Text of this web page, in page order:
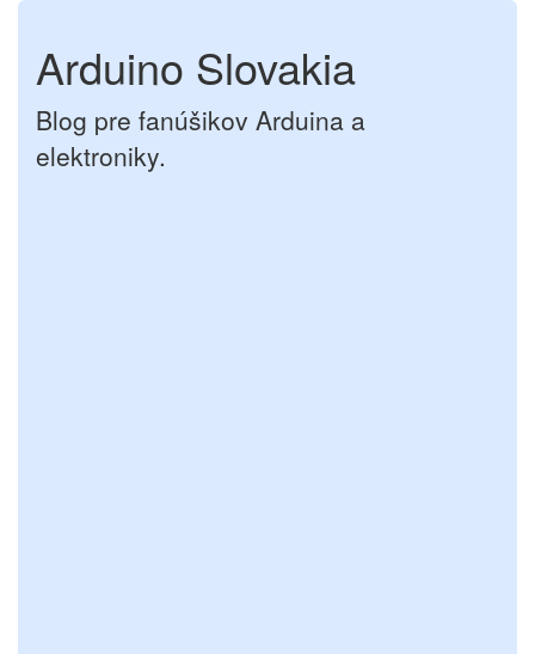
Arduino Slovakia
Blog pre fanúšikov Arduina a
elektroniky.